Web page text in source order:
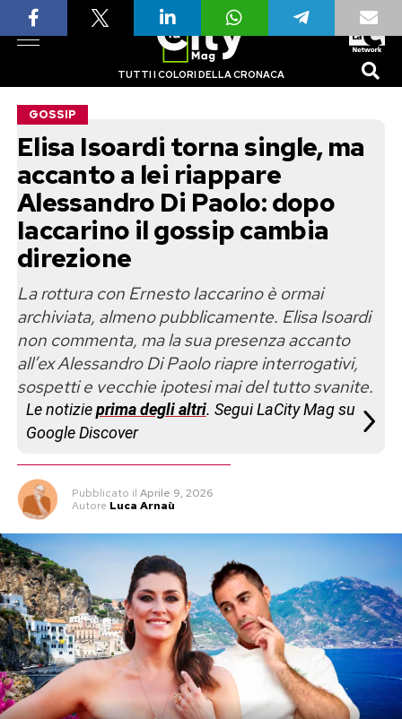
TUTTI I COLORI DELLA CRONACA
GOSSIP
Elisa Isoardi torna single, ma
accanto a lei riappare
Alessandro Di Paolo: dopo
Iaccarino il gossip cambia
direzione
La rottura con Ernesto Iaccarino è ormai
archiviata, almeno pubblicamente. Elisa Isoardi
non commenta, ma la sua presenza accanto
all’ex Alessandro Di Paolo riapre interrogativi,
sospetti e vecchie ipotesi mai del tutto svanite.
Le notizieprima degli altri. Segui LaCity Mag su
Google Discover
Pubblicato il Aprile 9, 2026
Autore Luca Arnaù